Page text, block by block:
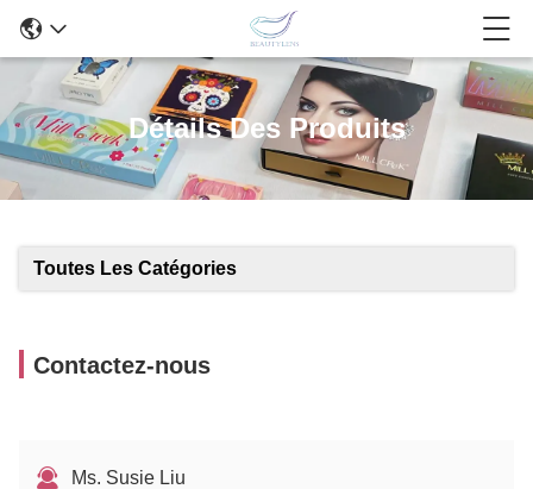
Détails Des Produits
Toutes Les Catégories
Contactez-nous
Ms. Susie Liu